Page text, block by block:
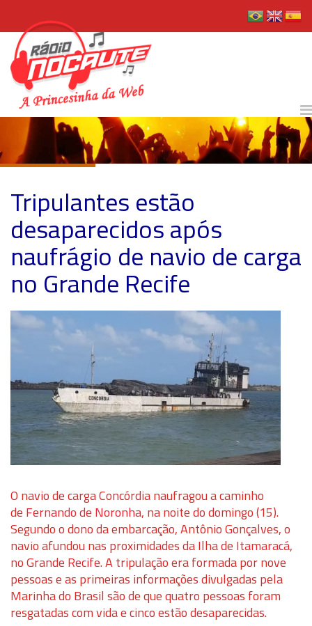
Tripulantes estão
desaparecidos após
naufrágio de navio de carga
no Grande Recife
O navio de carga Concórdia naufragou a caminho
de Fernando de Noronha, na noite do domingo (15).
Segundo o dono da embarcação, Antônio Gonçalves, o
navio afundou nas proximidades da Ilha de Itamaracá,
no Grande Recife. A tripulação era formada por nove
pessoas e as primeiras informações divulgadas pela
Marinha do Brasil são de que quatro pessoas foram
resgatadas com vida e cinco estão desaparecidas.